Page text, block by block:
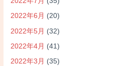
2022年6月 (20)
2022年5月 (32)
2022年4月 (41)
2022年3月 (35)